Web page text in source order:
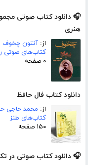
🎧 دانلود کتاب صوتی
هنری
از: آنتون چخوف
کتاب‌های صوتی
۰ صفحه
دانلود کتاب فال حافظ
از: محمد حاجی
کتاب‌های طنز
۱۵۰ صفحه
🎧 دانلود کتاب صوتی در